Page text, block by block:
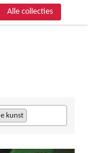
Alle collecties
kunst